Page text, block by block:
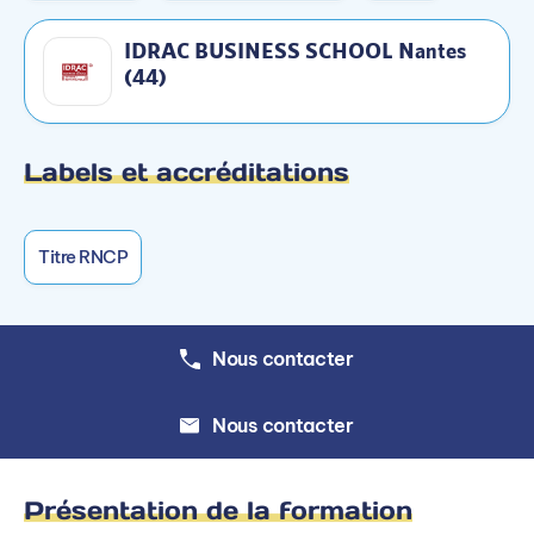
IDRAC BUSINESS SCHOOL Nantes
(44)
Labels et accréditations
Titre RNCP
Nous contacter
Nous contacter
Présentation de la formation